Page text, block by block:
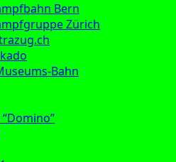
Bern
Zürich
Bahn
“Domino”